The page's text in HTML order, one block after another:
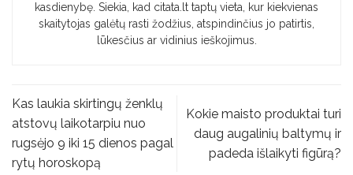
kasdienybę. Siekia, kad citata.lt taptų vieta, kur kiekvienas
skaitytojas galėtų rasti žodžius, atspindinčius jo patirtis,
lūkesčius ar vidinius ieškojimus.
Kas laukia skirtingų ženklų
atstovų laikotarpiu nuo
rugsėjo 9 iki 15 dienos pagal
rytų horoskopą
Kokie maisto produktai turi
daug augalinių baltymų ir
padeda išlaikyti figūrą?